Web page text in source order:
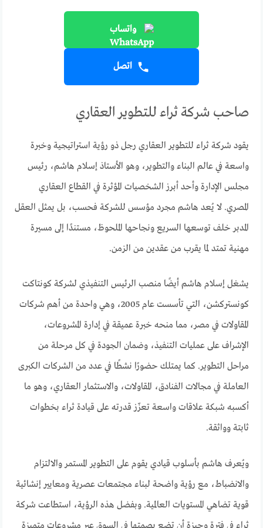
واتساب
اتصل
صاحب شركة ثراء للتطوير العقاري
يقود شركة ثراء للتطوير العقاري رجل ذو رؤية استراتيجية وخبرة
واسعة في عالم البناء والتطوير، وهو الأستاذ إسلام هاشم، رئيس
مجلس الإدارة وأحد أبرز الشخصيات المؤثرة في القطاع العقاري
المصري. لا يُعد هاشم مجرد مؤسس للشركة فحسب، بل يمثل العقل
المدبر خلف توسعها السريع ونجاحها الملحوظ، مستندًا إلى مسيرة
مهنية تمتد لما يقرب من عقدين من الزمن.
يشغل إسلام هاشم أيضًا منصب الرئيس التنفيذي لشركة كونتاكت
كونستركشن، التي تأسست عام 2005، وهي واحدة من أهم شركات
المقاولات في مصر، مما منحه خبرة عميقة في إدارة المشروعات،
الإشراف على عمليات التنفيذ، وضمان الجودة في كل مرحلة من
مراحل التطوير. كما يمتلك حضورًا نشطًا في عدد من الشركات الكبرى
العاملة في مجالات الفنادق، المقاولات، والاستثمار العقاري، وهو ما
أكسبه شبكة علاقات واسعة تعزّز قدرته على قيادة ثراء بخطوات
ثابتة وواثقة.
ويُعرف هاشم بأسلوب قيادي يقوم على التطوير المستمر والالتزام
والانضباط، مع رؤية واضحة لبناء مجتمعات عصرية ومعايير إنشائية
قوية تضاهي المستويات العالمية. وبفضل هذه الرؤية، استطاعت شركة
ثراء في فترة وجيزة أن تضع بصمتها في السوق عبر مشروعات متميزة